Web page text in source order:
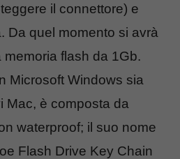
il connettore) e
Da quel momento si avrà
flash da 1Gb.
Microsoft Windows sia
Mac, è composta da
waterproof; il suo nome
Flash Drive Key Chain